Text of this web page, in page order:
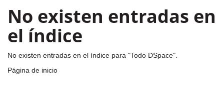
No existen entradas en
el índice
No existen entradas en el índice para "Todo DSpace".
Página de inicio